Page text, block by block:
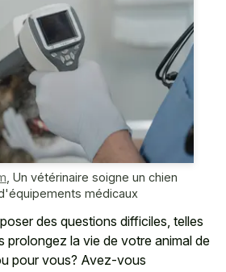
Un vétérinaire soigne un chien
médicaux
des questions difficiles, telles
prolongez la vie de votre animal de
pour vous? Avez-vous